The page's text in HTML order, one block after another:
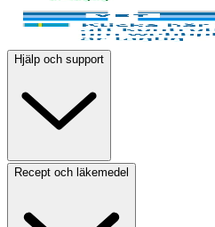
Hjälp och support
Recept och läkemedel